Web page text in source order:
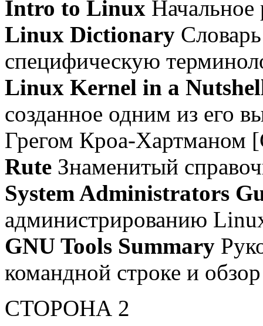
Intro to Linux Начальное
Linux Dictionary
специфическую
Linux Kernel in a
созданное одним из его
Грегом Кроа-Хартманом
Rute Знаменитый
System Administrators
администрированию
GNU Tools Summary
командной строке и
СТОРОНА 2